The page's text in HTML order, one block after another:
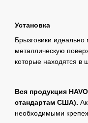
Установка
Брызговики
металлическую
которые находятся в
Вся продукция
стандартам США).
необходимыми